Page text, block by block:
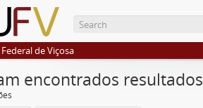
de Viçosa
encontrados resultados